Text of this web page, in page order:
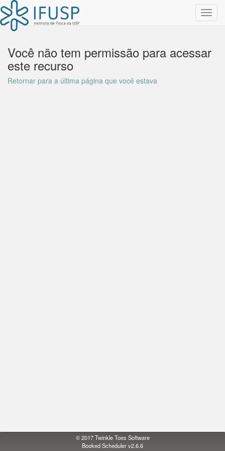
Você não tem permissão para acessar
este recurso
Retornar para a última página que você estava
© 2017Twinkle Toes Software
Booked Scheduler v2.6.6